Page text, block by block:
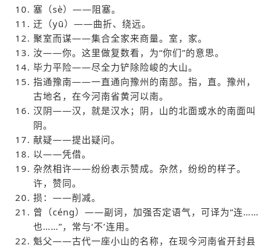
塞（sè）——阻塞。
迂（yū）——曲折、绕远。
聚室而谋——集合全家来商量。室，家。
汝——你。这里做复数看，为“你们”的意思。
毕力平险——尽全力铲除险峻的大山。
指通豫南——一直通向豫州的南部。指，直。豫州，
古地名，在今河南省黄河以南。
汉阴——汉，就是汉水；阴，山的北面或水的南面叫
阴。
献疑——提出疑问。
以——凭借。
杂然相许——纷纷表示赞成。杂然，纷纷的样子。
许，赞同。
损：——削减。
曾（céng）——副词，加强否定语气，可译为“连……
也……”，常与‘不’连用。
魁父——古代一座小山的名称，在现今河南省开封县